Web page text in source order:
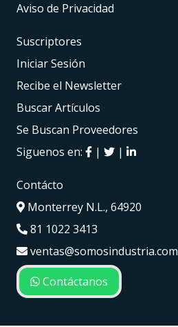
Aviso de Privacidad
Suscriptores
Iniciar Sesión
Recibe el Newsletter
Buscar Artículos
Se Buscan Proveedores
Siguenos en:
| |
Contácto
Monterrey N.L., 64920
81 1022 3413
ventas@somosindustria.com
Contáctanos